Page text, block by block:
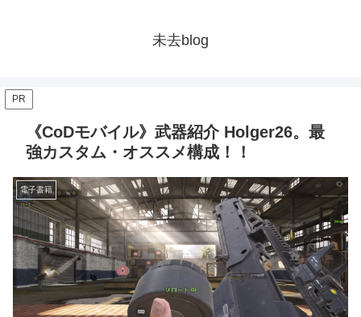
未去blog
PR
《CoDモバイル》武器紹介 Holger26。最
強カスタム・オススメ構成！！
電子書籍